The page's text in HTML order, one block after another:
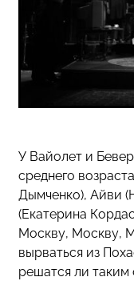
У Вайолет и
среднего
Дымченко), Айви
(Екатерина
Москву, Москву,
вырваться из
решатся ли